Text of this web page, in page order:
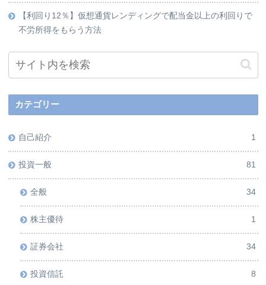
【利回り12％】仮想通貨レンディングで配当金以上の利回りで
不労所得をもらう方法
カテゴリー
自己紹介 1
投資一般 81
全般 34
株主優待 1
証券会社 34
投資信託 8